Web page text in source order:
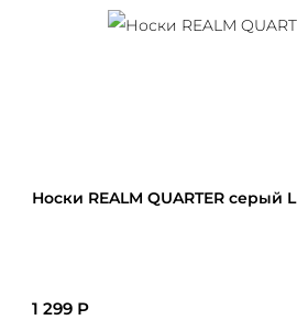
Носки REALM QUARTER серый L
1 299 Р